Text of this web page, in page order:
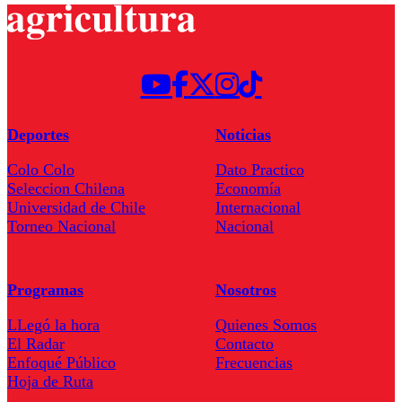
Deportes
Colo Colo
Seleccion Chilena
Universidad de Chile
Torneo Nacional
Noticias
Dato Practico
Economía
Internacional
Nacional
Programas
LLegó la hora
El Radar
Enfoqué Público
Hoja de Ruta
Nosotros
Quienes Somos
Contacto
Frecuencias